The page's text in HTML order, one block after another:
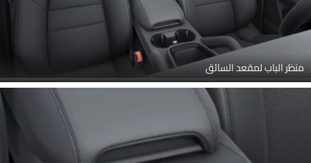
منظر الباب لمقعد السائق